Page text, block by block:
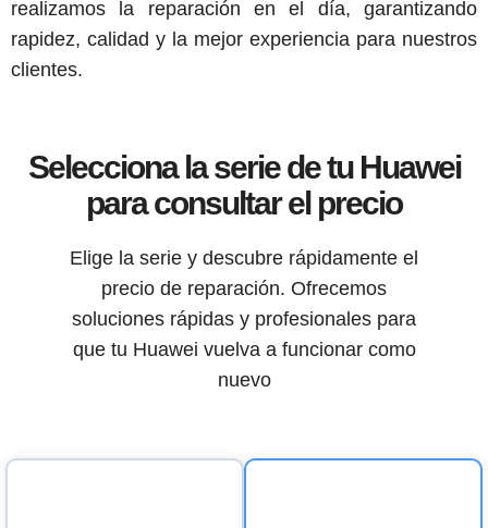
realizamos la reparación en el día, garantizando
rapidez, calidad y la mejor experiencia para nuestros
clientes.
Selecciona la serie de tu Huawei
para consultar el precio
Elige la serie y descubre rápidamente el
precio de reparación. Ofrecemos
soluciones rápidas y profesionales para
que tu Huawei vuelva a funcionar como
nuevo